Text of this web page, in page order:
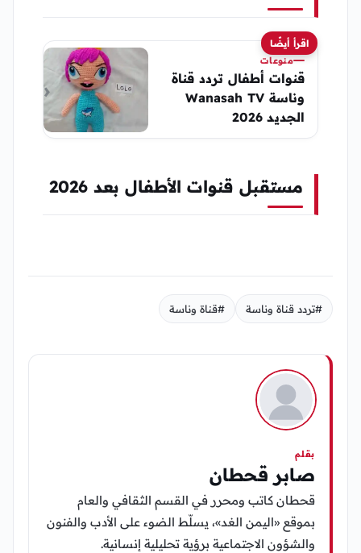
اقرأ أيضًا
منوعات
قنوات أطفال تردد قناة
وناسة Wanasah TV
الجديد 2026
مستقبل قنوات الأطفال بعد 2026
#تردد قناة وناسة #قناة وناسة
بقلم
صابر قحطان
قحطان كاتب ومحرر في القسم الثقافي والعام
بموقع «اليمن الغد»، يسلّط الضوء على الأدب والفنون
والشؤون الاجتماعية برؤية تحليلية إنسانية.